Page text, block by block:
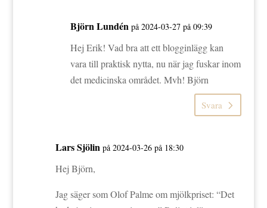
Björn Lundén på 2024-03-27 på 09:39
Hej Erik! Vad bra att ett blogginlägg kan
vara till praktisk nytta, nu när jag fuskar inom
det medicinska området. Mvh! Björn
Svara
Lars Sjölin på 2024-03-26 på 18:30
Hej Björn,
Jag säger som Olof Palme om mjölkpriset: “Det